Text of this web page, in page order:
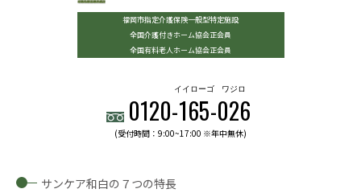
福岡市指定介護保険一般型特定施設
全国介護付きホーム協会正会員
全国有料老人ホーム協会正会員
0120-165
イイローゴ
-026
ワジロ
(受付時間：9:00~17:00 ※年中無休)
サンケア和白の７つの特長